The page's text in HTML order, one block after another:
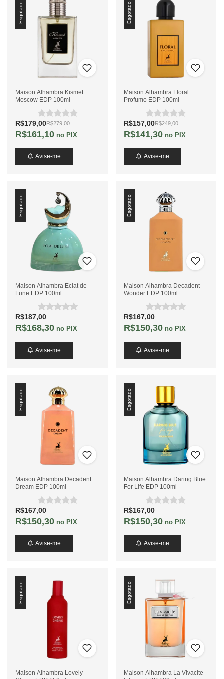
Esgotado
Maison Alhambra Kismet
Moscow EDP 100ml
R$179,00R$279,00
R$161,10 no PIX
Avise-me
Esgotado
Maison Alhambra Floral
Profumo EDP 100ml
R$157,00R$249,00
R$141,30no PIX
Avise-me
Esgotado
Maison Alhambra Eclat de
Lune EDP 100ml
R$187,00
R$168,30 no PIX
Avise-me
Esgotado
Maison Alhambra Decadent
Wonder EDP 100ml
R$167,00
R$150,30no PIX
Avise-me
Esgotado
Maison Alhambra Decadent
Dream EDP 100ml
R$167,00
R$150,30 no PIX
Avise-me
Esgotado
Maison Alhambra Daring Blue
For Life EDP 100ml
R$167,00
R$150,30no PIX
Avise-me
Esgotado
Maison Alhambra Lovely
Esgotado
Maison Alhambra La Vivacite